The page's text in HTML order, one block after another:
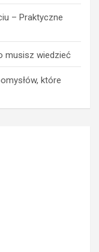
– Praktyczne
musisz wiedzieć
które